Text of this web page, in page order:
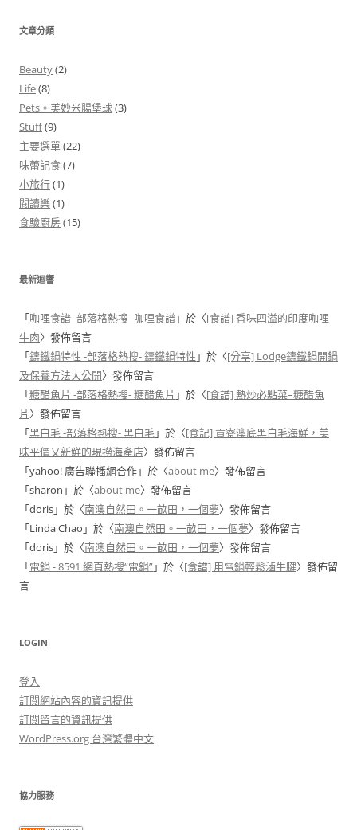
文章分類
Beauty(2)
Life(8)
Pets。美妙米腸堡球(3)
Stuff(9)
主要選單(22)
味蕾記食(7)
小旅行(1)
閱讀樂(1)
食驗廚房(15)
最新迴響
「咖哩食譜 -部落格熱搜- 咖哩食譜」於〈[食譜] 香味四溢的印度咖哩
牛肉〉發佈留言
「鑄鐵鍋特性 -部落格熱搜- 鑄鐵鍋特性 」於〈[分享] Lodge鑄鐵鍋開鍋
及保養方法大公開〉發佈留言
「糖醋魚片 -部落格熱搜- 糖醋魚片 」於〈[食譜] 熱炒必點菜–糖醋魚
片 〉發佈留言
「黑白毛 -部落格熱搜- 黑白毛」於〈[食記] 貢寮澳底黑白毛海鮮，美
味平價又新鮮的現撈海產店〉發佈留言
「yahoo! 廣告聯播網合作」於〈about me〉發佈留言
「sharon 」於〈about me〉發佈留言
「doris」於〈南澳自然田。一畝田，一個夢〉發佈留言
「Linda Chao 」於〈南澳自然田。一畝田，一個夢〉發佈留言
「doris」於〈南澳自然田。一畝田，一個夢〉發佈留言
「電鍋 - 8591 網頁熱搜“電鍋”」於〈[食譜] 用電鍋輕鬆滷牛腱〉發佈留
言
LOGIN
登入
訂閱網站內容的資訊提供
訂閱留言的資訊提供
WordPress.org 台灣繁體中文
協力服務